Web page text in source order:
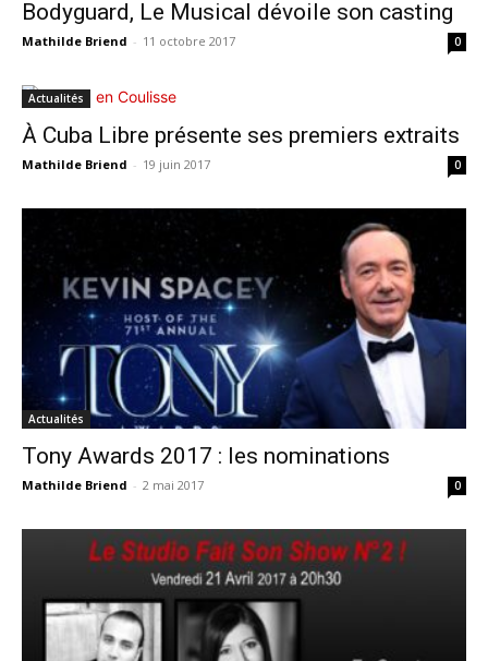
Bodyguard, Le Musical dévoile son casting
Mathilde Briend - 11 octobre 2017 0
Actualités
À Cuba Libre présente ses premiers extraits
Mathilde Briend - 19 juin 2017 0
Actualités
Tony Awards 2017 : les nominations
Mathilde Briend - 2 mai 2017 0